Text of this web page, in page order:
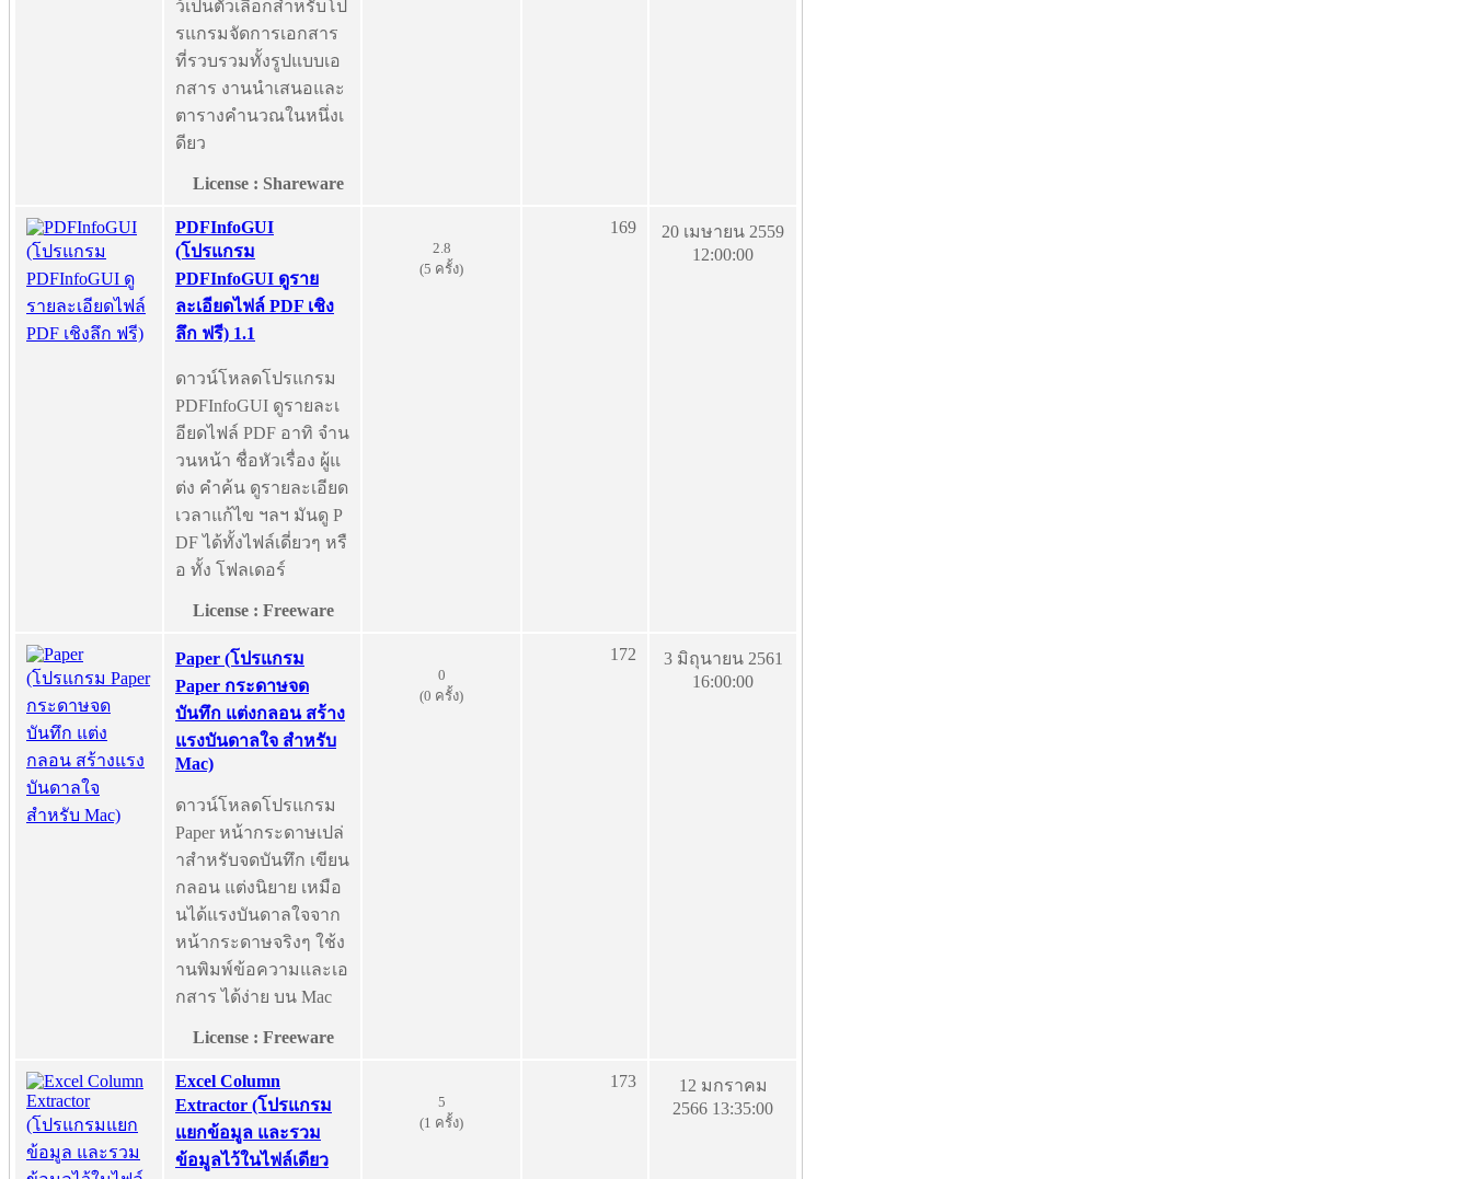
ว้เป็นตัวเลือกสำหรับโป
รแกรมจัดการเอกสาร
ที่รวบรวมทั้งรูปแบบเอ
กสาร งานนำเสนอและ
ตารางคำนวณในหนึ่งเ
ดียว
License : Shareware
PDFInfoGUI
(โปรแกรม
PDFInfoGUI ดูราย
ละเอียดไฟล์ PDF เชิง
ลึก ฟรี) 1.1
ดาวน์โหลดโปรแกรม
PDFInfoGUI ดูรายละเ
อียดไฟล์ PDF อาทิ จำน
วนหน้า ชื่อหัวเรื่อง ผู้แ
ต่ง คำค้น ดูรายละเอียด
เวลาแก้ไข ฯลฯ มันดู P
DF ได้ทั้งไฟล์เดี่ยวๆ หรื
อ ทั้ง โฟลเดอร์
License : Freeware
2.8
(5 ครั้ง)
169
20 เมษายน 2559
12:00:00
Paper (โปรแกรม
Paper กระดาษจด
บันทึก แต่งกลอน สร้าง
แรงบันดาลใจ สำหรับ
Mac)
ดาวน์โหลดโปรแกรม
Paper หน้ากระดาษเปล่
าสำหรับจดบันทึก เขียน
กลอน แต่งนิยาย เหมือ
นได้แรงบันดาลใจจาก
หน้ากระดาษจริงๆ ใช้ง
านพิมพ์ข้อความและเอ
กสาร ได้ง่าย บน Mac
License : Freeware
0
(0 ครั้ง)
172
3 มิถุนายน 2561
16:00:00
Excel Column
Extractor (โปรแกรม
แยกข้อมูล และรวม
ข้อมูลไว้ในไฟล์เดียว
5
(1 ครั้ง)
173
12 มกราคม
2566 13:35:00